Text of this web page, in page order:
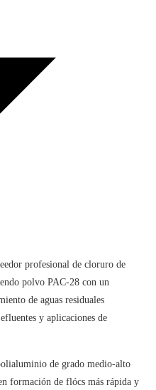
profesional de cloruro de
polvo PAC-28 con un
de aguas residuales
y aplicaciones de
de grado medio-alto
formación de flócs más rápida y